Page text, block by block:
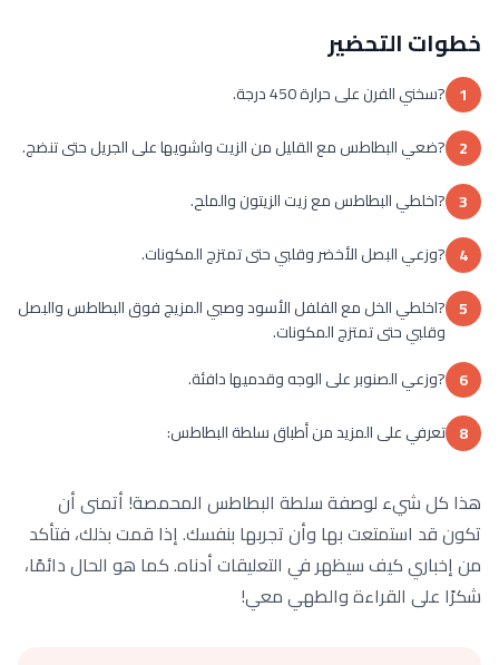
خطوات التحضير
1 ?سخني الفرن على حرارة 450 درجة.
2 ?ضعي البطاطس مع القليل من الزيت واشويها على الجريل حتى تنضج.
3 ?اخلطي البطاطس مع زيت الزيتون والملح.
4 ?وزعي البصل الأخضر وقلبي حتى تمتزج المكونات.
5 ?اخلطي الخل مع الفلفل الأسود وصبي المزيج فوق البطاطس والبصل
وقلبي حتى تمتزج المكونات.
6 ?وزعي الصنوبر على الوجه وقدميها دافئة.
8 تعرفي على المزيد من أطباق سلطة البطاطس:
هذا كل شيء لوصفة سلطة البطاطس المحمصة! أتمنى أن
تكون قد استمتعت بها وأن تجربها بنفسك. إذا قمت بذلك، فتأكد
من إخباري كيف سيظهر في التعليقات أدناه. كما هو الحال دائمًا،
شكرًا على القراءة والطهي معي!